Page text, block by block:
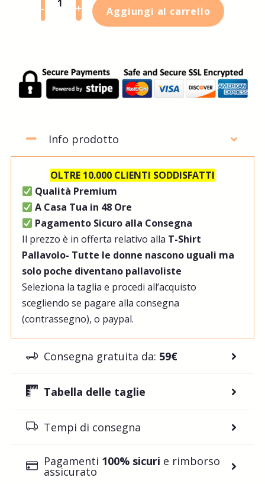
- + Aggiungi al carrello
Info prodotto
OLTRE 10.000 CLIENTI SODDISFATTI
Qualità Premium
A Casa Tua in 48 Ore
Pagamento Sicuro alla Consegna
Il prezzo è in offerta relativo alla T-Shirt
Pallavolo- Tutte le donne nascono uguali ma
solo poche diventano pallavoliste
Seleziona la taglia e procedi all’acquisto
scegliendo se pagare alla consegna
(contrassegno), o paypal.
Consegna gratuita da: 59€
Tabella delle taglie
Tempi di consegna
Pagamenti 100% sicuri e rimborso
assicurato